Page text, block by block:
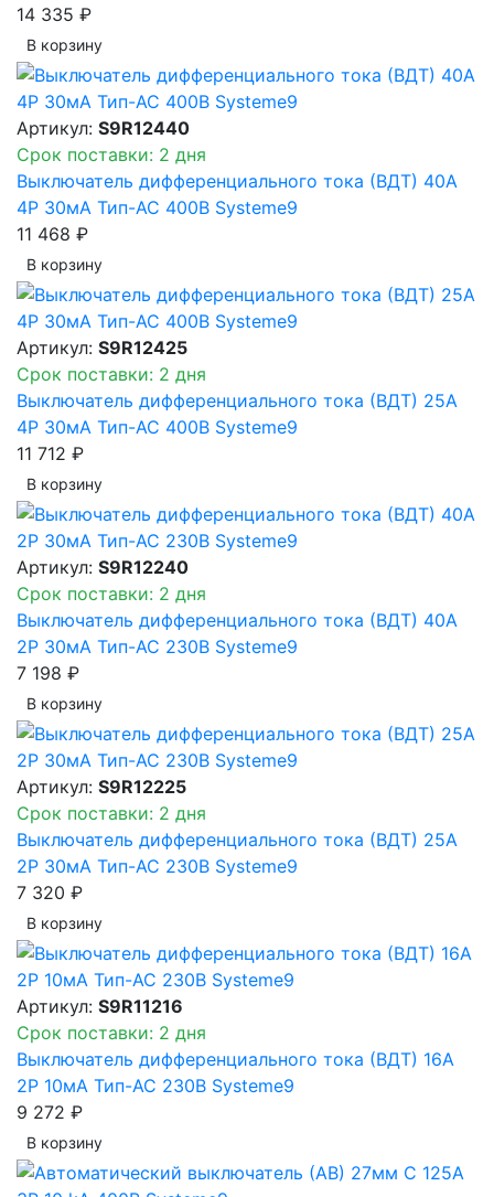
14 335 ₽
В корзинy
Артикул: S9R12440
Срок поставки: 2 дня
Выключатель дифференциального тока (ВДТ) 40A
4P 30мА Тип-AC 400В Systeme9
11 468 ₽
В корзинy
Артикул: S9R12425
Срок поставки: 2 дня
Выключатель дифференциального тока (ВДТ) 25A
4P 30мА Тип-AC 400В Systeme9
11 712 ₽
В корзинy
Артикул: S9R12240
Срок поставки: 2 дня
Выключатель дифференциального тока (ВДТ) 40A
2P 30мА Тип-AC 230В Systeme9
7 198 ₽
В корзинy
Артикул: S9R12225
Срок поставки: 2 дня
Выключатель дифференциального тока (ВДТ) 25A
2P 30мА Тип-AC 230В Systeme9
7 320 ₽
В корзинy
Артикул: S9R11216
Срок поставки: 2 дня
Выключатель дифференциального тока (ВДТ) 16A
2P 10мА Тип-AC 230В Systeme9
9 272 ₽
В корзинy